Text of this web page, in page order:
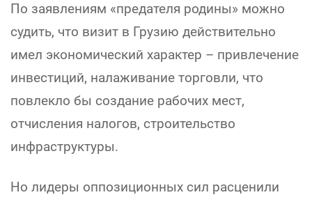
По заявлениям «предателя родины» можно
судить, что визит в Грузию действительно
имел экономический характер – привлечение
инвестиций, налаживание торговли, что
повлекло бы создание рабочих мест,
отчисления налогов, строительство
инфраструктуры.
Но лидеры оппозиционных сил расценили